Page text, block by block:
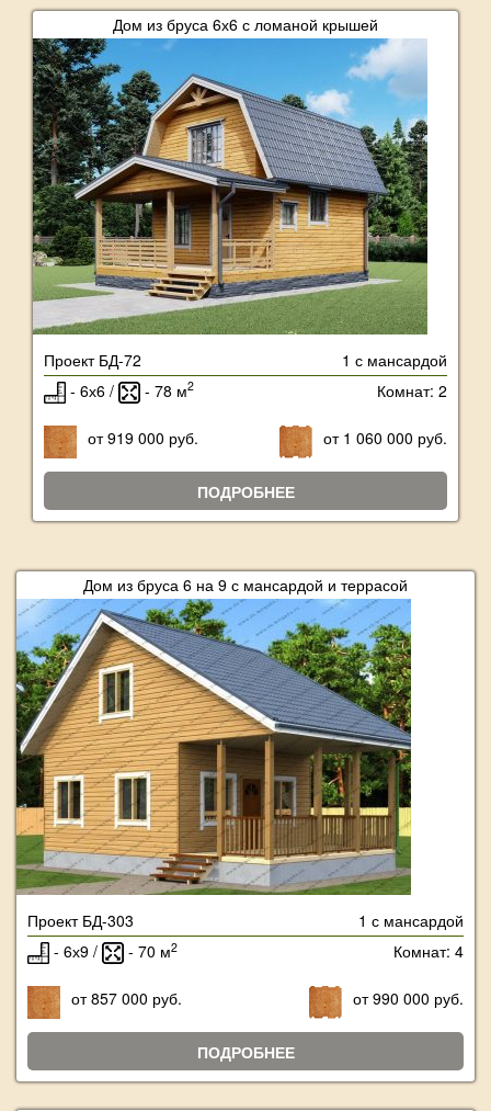
Дом из бруса 6х6 с ломаной крышей
Проект БД-72
1 с мансардой
- 6х6 /
- 78 м2 Комнат: 2
от 919 000 руб. от 1 060 000 руб.
ПОДРОБНЕЕ
Дом из бруса 6 на 9 с мансардой и террасой
Проект БД-303
1 с мансардой
- 6х9 /
- 70 м2 Комнат: 4
от 857 000 руб. от 990 000 руб.
ПОДРОБНЕЕ